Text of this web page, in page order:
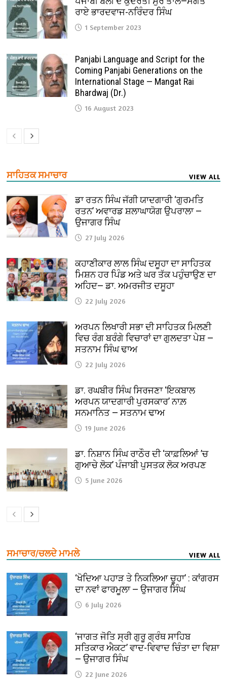
ਰਾਏ ਭਾਰਦਵਾਜ-ਨਰਿੰਦਰ ਸਿੰਘ
1 September 2023
Panjabi Language and Script for the
Coming Panjabi Generations on the
International Stage — Mangat Rai
Bhardwaj (Dr.)
16 August 2023
ਸਾਹਿਤਕ ਸਮਾਚਾਰ VIEW ALL
ਡਾ ਰਤਨ ਸਿੰਘ ਜੱਗੀ ਯਾਦਗਾਰੀ ‘ਗੁਰਮਤਿ
ਰਤਨ’ ਅਵਾਰਡ ਸ਼ਲਾਘਾਯੋਗ ਉਪਰਾਲਾ —
ਉਜਾਗਰ ਸਿੰਘ
27 July 2026
ਕਹਾਣੀਕਾਰ ਲਾਲ ਸਿੰਘ ਦਸੂਹਾ ਦਾ ਸਾਹਿਤਕ
ਮਿਸ਼ਨ ਹਰ ਪਿੰਡ ਅਤੇ ਘਰ ਤੱਕ ਪਹੁੰਚਾਉਣ ਦਾ
ਅਹਿਦ— ਡਾ. ਅਮਰਜੀਤ ਦਸੂਹਾ
22 July 2026
ਅਰਪਨ ਲਿਖਾਰੀ ਸਭਾ ਦੀ ਸਾਹਿਤਕ ਮਿਲਣੀ
ਵਿਚ ਰੰਗ ਬਰੰਗੇ ਵਿਚਾਰਾਂ ਦਾ ਗੁਲਦਤਾ ਪੇਸ਼ —
ਸਤਨਾਮ ਸਿੰਘ ਢਾਅ
22 July 2026
ਡਾ. ਰਘਬੀਰ ਸਿੰਘ ਸਿਰਜਣਾ ‘ਇਕਬਾਲ
ਅਰਪਨ ਯਾਦਗਾਰੀ ਪੁਰਸਕਾਰ’ ਨਾਲ਼
ਸਨਮਾਨਿਤ — ਸਤਨਾਮ ਢਾਅ
19 June 2026
ਡਾ. ਨਿਸ਼ਾਨ ਸਿੰਘ ਰਾਠੌਰ ਦੀ ‘ਕਾਫ਼ਲਿਆਂ ’ਚ
ਗੁਆਚੇ ਲੋਕ’ ਪੰਜਾਬੀ ਪੁਸਤਕ ਲੋਕ ਅਰਪਣ
5 June 2026
ਸਮਾਚਾਰ/ਚਲਦੇ ਮਾਮਲੇ VIEW ALL
‘ਖੋਦਿਆ ਪਹਾੜ ਤੇ ਨਿਕਲਿਆ ਚੂਹਾ’ : ਕਾਂਗਰਸ
ਦਾ ਨਵਾਂ ਫਾਰਮੂਲਾ — ਉਜਾਗਰ ਸਿੰਘ
6 July 2026
‘ਜਾਗਤ ਜੋਤਿ ਸ੍ਰੀ ਗੁਰੂ ਗ੍ਰੰਥ ਸਾਹਿਬ
ਸਤਿਕਾਰ ਐਕਟ’ ਵਾਦ-ਵਿਵਾਦ ਚਿੰਤਾ ਦਾ ਵਿਸ਼ਾ
— ਉਜਾਗਰ ਸਿੰਘ
22 June 2026